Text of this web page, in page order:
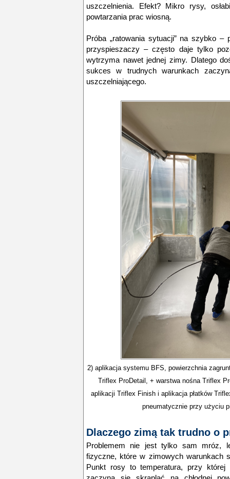
uszczelnienia. Efekt? Mikro rysy,
powtarzania prac wiosną.
Próba „ratowania sytuacji” na szybko –
przyspieszaczy – często daje tylko
wytrzyma nawet jednej zimy. Dlatego
sukces w trudnych warunkach
uszczelniającego.
2) aplikacja systemu BFS, powierzchnia
Triflex ProDetail, + warstwa nośna Triflex
aplikacji Triflex Finish i aplikacja płatków
pneumatycznie przy użyciu
Dlaczego zimą tak trudno o
Problemem nie jest tylko sam mróz,
fizyczne, które w zimowych warunkach
Punkt rosy to temperatura, przy